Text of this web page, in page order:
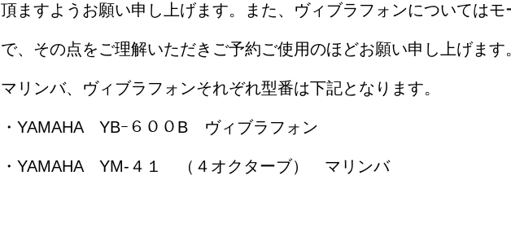
頂ますようお願い申し上げます。また、ヴィブラフォンについては
で、その点をご理解いただきご予約ご使用のほどお願い申し上げます
マリンバ、ヴィブラフォンそれぞれ型番は下記となります。
・YAMAHA YBｰ６００B ヴィブラフォン
・YAMAHA YM-４１ （４オクターブ） マリンバ